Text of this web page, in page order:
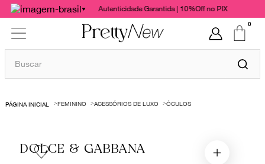
Autenticidade Garantida | 10%Off no PIX
0
Buscar
FEMININO ACESSÓRIOS DE LUXO ÓCULOS
DOLCE & GABBANA
1º
bolsas
chanel